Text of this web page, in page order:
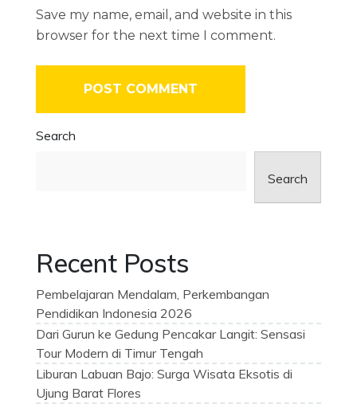
Save my name, email, and website in this
browser for the next time I comment.
Search
Search
Recent Posts
Pembelajaran Mendalam, Perkembangan
Pendidikan Indonesia 2026
Dari Gurun ke Gedung Pencakar Langit: Sensasi
Tour Modern di Timur Tengah
Liburan Labuan Bajo: Surga Wisata Eksotis di
Ujung Barat Flores